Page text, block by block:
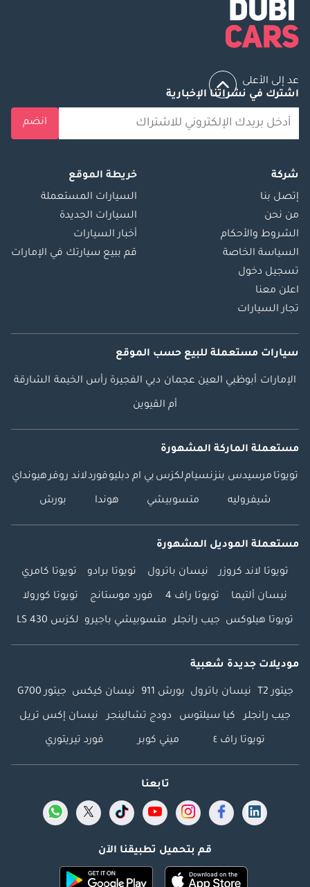
عد إلى الأعلى
اشترك في نشراتنا الإخبارية
انضم
شركة
إتصل بنا
من نحن
الشروط والأحكام
السياسة الخاصة
تسجيل دخول
اعلن معنا
تجار السيارات
خريطة الموقع
السيارات المستعملة
السيارات الجديدة
أخبار السيارات
قم ببيع سيارتك في الإمارات
سيارات مستعملة للبيع حسب الموقع
الإمارات أبوظبي العين عجمان دبي الفجيرة رأس الخيمة الشارقة
أم القيوين
مستعملة الماركة المشهورة
تويوتا مرسيدس بنزنسياملكزس بي ام دبليوفوردلاند روفرهيونداي
شيفروليه متسوبيشي هوندا بورش
مستعملة الموديل المشهورة
تويوتا لاند كروزر نيسان باترول تويوتا برادو تويوتا كامري
نيسان ألتيما تويوتا راف 4 فورد موستانج تويوتا كورولا
تويوتا هيلوكس جيب رانجلر متسوبيشي باجيرو لكزس LS 430
موديلات جديدة شعبية
جيتور T2 نيسان باترول بورش 911 نيسان كيكس جيتور G700
جيب رانجلر كيا سيلتوس دودج تشالينجر نيسان إكس تريل
تويوتا راف ٤ ميني كوبر فورد تيريتوري
تابعنا
قم بتحميل تطبيقنا الآن